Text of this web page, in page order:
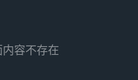
容不存在